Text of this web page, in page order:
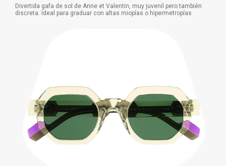
Divertida gafa de sol de Anne et Valentin, muy juvenil pero también
discreta. Ideal para graduar con altas miopías o hipermetropías